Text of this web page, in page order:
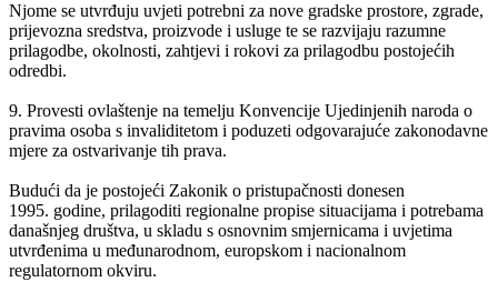
Njome se utvrđuju uvjeti potrebni za nove gradske prostore, zgrade,
prijevozna sredstva, proizvode i usluge te se razvijaju razumne
prilagodbe, okolnosti, zahtjevi i rokovi za prilagodbu postojećih
odredbi.
9. Provesti ovlaštenje na temelju Konvencije Ujedinjenih naroda o
pravima osoba s invaliditetom i poduzeti odgovarajuće zakonodavne
mjere za ostvarivanje tih prava.
Budući da je postojeći Zakonik o pristupačnosti donesen
1995. godine, prilagoditi regionalne propise situacijama i potrebama
današnjeg društva, u skladu s osnovnim smjernicama i uvjetima
utvrđenima u međunarodnom, europskom i nacionalnom
regulatornom okviru.